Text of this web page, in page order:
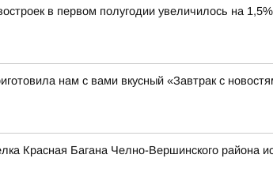
в первом полугодии увеличилось на 1,5%
нам с вами вкусный «Завтрак с
Красная Багана Челно-Вершинского района